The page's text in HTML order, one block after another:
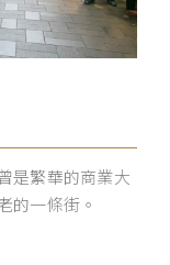
是繁華的商業大
的一條街。